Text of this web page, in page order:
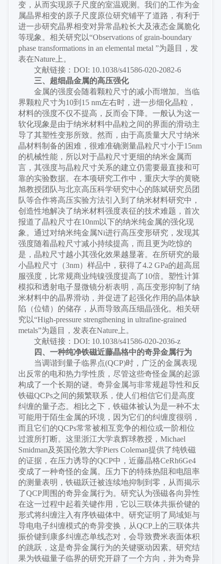
变，从而实现原子尺度的室温观测。我们的工作为金
属晶界相变的原子尺度原位研究铺平了道路，有利于
进一步研究晶界相变对异常晶粒长大及液态金属脆化
等现象。相关研究以“Observations of grain-boundary
phase transformations in an elemental metal ”为题目，发
表在Nature上。
文献链接： DOI: 10.1038/s41586-020-2082-6
三、 超细晶金属的高压强化
金属的强度会随着颗粒尺寸的减小而增加。当临
界颗粒尺寸为10到15 nm左右时，进一步细化晶粒，
材料的强度不仅不提高，反而会下降。一般认为这一
软化现象是由于纳米材料中晶粒之间的界面的滑动主
导了其塑性变形所致。然而，由于高质量大尺寸纳米
晶材料制备的困难，很难准确测量晶粒尺寸小于15nm
的机械性能，所以对于晶粒尺寸更细的纳米金属而
言，其强度与晶粒尺寸关系的建立仍需要最直接和可
靠的实验数据。在本项研究工作中，重庆大学的黄晓
旭教授团队与北京高压科学研究中心的陈斌研究员团
队等合作将高压实验方法引入到了纳米材料研究中，
创造性地解决了纳米材料强度表征的技术难题，首次
报道了晶粒尺寸在10nm以下的纳米纯金属的强化现
象。通过对纳米纯金属Ni进行高压变形研究，发现其
强度随着晶粒尺寸减小持续提高，而且更为吃惊的
是，晶粒尺寸越小其强化效果越显著。在所研究的最
小晶粒尺寸（3nm）样品中，获得了4.2 GPa的超高屈
服强度，比常规商业纯镍强度提高了10倍。塑性计算
模拟和透射电子显微镜分析表明，高压变形抑制了纳
米材料中的晶界滑动，并促进了起强化作用的晶体缺
陷（位错）的储存，从而导致高压细晶强化。相关研
究以“High-pressure strengthening in ultrafine-grained
metals”为题目，发表在Nature上。
文献链接： DOI: 10.1038/s41586-020-2036-z
四、 一种纯净铁磁近藤晶格中的奇异金属行为
当调谐到量子临界点(QCP)时，广泛的金属表现
出反常的电和热力学性质，尽管这些奇怪金属的起源
构成了一个长期的谜。奇异金属与非常规超导性和反
铁磁QCPs之间的频繁联系，使人们相信它们是高度
纠缠的量子态。相比之下，铁磁体被认为是一种不太
可能用于陌生金属的环境，因为它们的纠缠度很弱，
而且它们的QCPs常常被相互竞争的相位或一阶相位
过渡所打断。这里浙江大学袁辉球教授，Michael
Smidman及英国伦敦大学Piers Coleman提供了纯铁磁
的证据，在压力诱导的QCP中，近藤晶格CeRh6Ge4
变成了一种奇怪的金属。压力下的特殊热阻和电阻率
的测量表明，铁磁跃迁被连续地抑制到零，从而揭示
了QCP周围的奇异金属行为。研究认为强磁各向异性
在这一过程中起着关键作用，它以三联体共振价键的
形式将纠缠注入有序铁磁体中。研究证明了局域矩与
导电电子纠缠模式的奇异变换，从QCP上的三联体共
振价键到康多纠缠态单线态对，会导致费米表面体积
的跳跃，这是奇异金属行为的关键驱动因素。研究结
果为铁磁量子临界的研究开辟了一个方向，并为奇异